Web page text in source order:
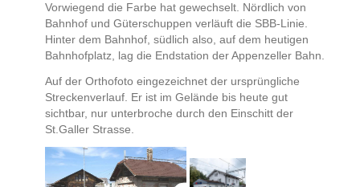
Vorwiegend die Farbe hat gewechselt. Nördlich von
Bahnhof und Güterschuppen verläuft die SBB-Linie.
Hinter dem Bahnhof, südlich also, auf dem heutigen
Bahnhofplatz, lag die Endstation der Appenzeller Bahn.
Auf der Orthofoto eingezeichnet der ursprüngliche
Streckenverlauf. Er ist im Gelände bis heute gut
sichtbar, nur unterbroche durch den Einschitt der
St.Galler Strasse.